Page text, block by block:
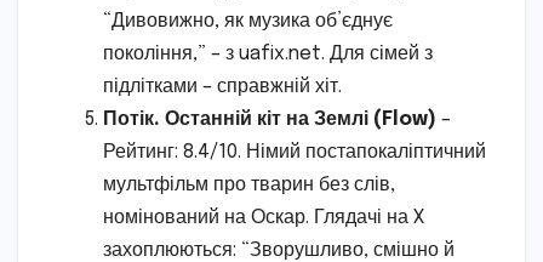
“Дивовижно, як музика об’єднує
покоління,” – з uafix.net. Для сімей з
підлітками – справжній хіт.
Потік. Останній кіт на Землі (Flow) –
Рейтинг: 8.4/10. Німий постапокаліптичний
мультфільм про тварин без слів,
номінований на Оскар. Глядачі на X
захоплюються: “Зворушливо, смішно й